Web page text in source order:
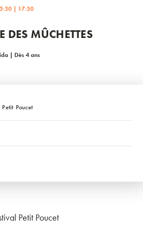
| 17:30
DES MÛCHETTES
| Dès 4 ans
Poucet
Petit Poucet